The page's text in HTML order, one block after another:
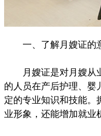
一、了解月嫂证的
月嫂证是对月嫂从
的人员在产后护理、婴
定的专业知识和技能。
业形象，还能增加就业